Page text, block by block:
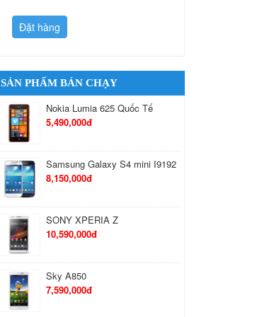
Đặt hàng
SẢN PHẨM BÁN CHẠY
Nokia Lumia 625 Quốc Tế
5,490,000đ
Samsung Galaxy S4 mini I9192
8,150,000đ
SONY XPERIA Z
10,590,000đ
Sky A850
7,590,000đ